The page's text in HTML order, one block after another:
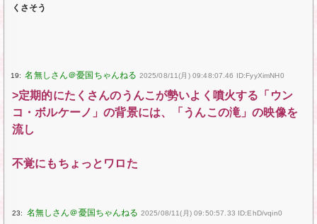
くさそう
19: 2025/08/11(月) 09:48:07.46 ID:FyyXimNH0
>定期的にたくさんのうんこが勢いよく噴火する「ウン
コ・ボルケーノ」の背景には、「うんこの滝」の映像を
流し
不覚にもちょっとワロた
23: 2025/08/11(月) 09:50:57.33 ID:EhD/vqin0